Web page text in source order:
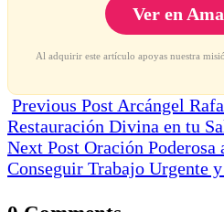
Ver en
Al adquirir este artículo apoyas nuestra
Previous Post Arcángel
Restauración Divina en tu
Next Post Oración Poderosa
Conseguir Trabajo Urgente